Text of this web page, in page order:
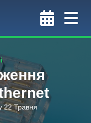
22 Травня